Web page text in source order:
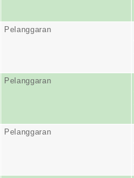
Pelanggaran
Pelanggaran
Pelanggaran